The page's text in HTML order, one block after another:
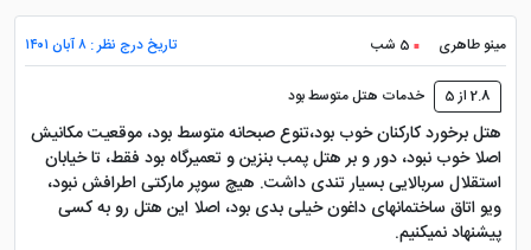
Cevahir
فاصله هتل چر استانبول تا
فرودگاه‌ها
مینو طاهری 5 شب تاریخ درج نظر : ۸ آبان ۱۴۰۱
2.8 از 5 خدمات هتل متوسط بود
هتل برخورد کارکنان خوب بود،تنوع صبحانه متوسط بود، موقعیت مکانیش
اصلا خوب نبود، دور و بر هتل پمب بنزین و تعمیرگاه بود فقط، تا خیابان
استقلال سربالایی بسیار تندی داشت. هیچ سوپر مارکتی اطرافش نبود،
ویو اتاق ساختمانهای داغون خیلی بدی بود، اصلا این هتل رو به کسی
پیشنهاد نمیکنیم.